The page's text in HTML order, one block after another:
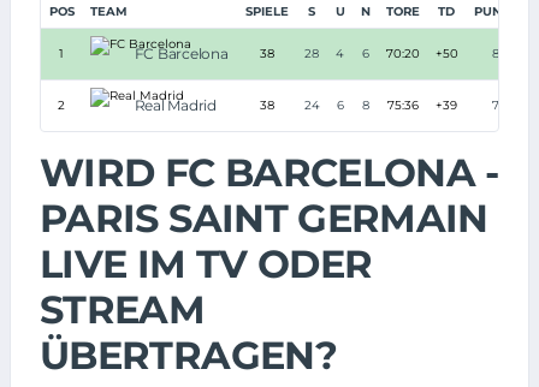
POS TEAM SPIELE S U N TORE TD PUNKTE
1 FC Barcelona 38 28 4 6 70:20 +50 88
2 Real Madrid 38 24 6 8 75:36 +39 78
WIRD FC BARCELONA -
PARIS SAINT GERMAIN
LIVE IM TV ODER
STREAM
ÜBERTRAGEN?